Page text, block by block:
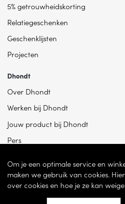
5% getrouwheidskorting
Relatiegeschenken
Geschenklijsten
Projecten
Dhondt
Over Dhondt
Werken bij Dhondt
Jouw product bij Dhondt
Pers
Om je een optimale service en
maken we gebruik van cookies.
over cookies en hoe je ze kan